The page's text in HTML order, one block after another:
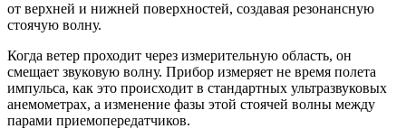
от верхней и нижней поверхностей, создавая резонансную
стоячую волну.
Когда ветер проходит через измерительную область, он
смещает звуковую волну. Прибор измеряет не время полета
импульса, как это происходит в стандартных ультразвуковых
анемометрах, а изменение фазы этой стоячей волны между
парами приемопередатчиков.